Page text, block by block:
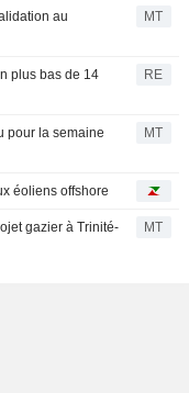
au
MT
plus bas de 14
RE
pour la semaine
MT
éoliens offshore
gazier à Trinité-
MT